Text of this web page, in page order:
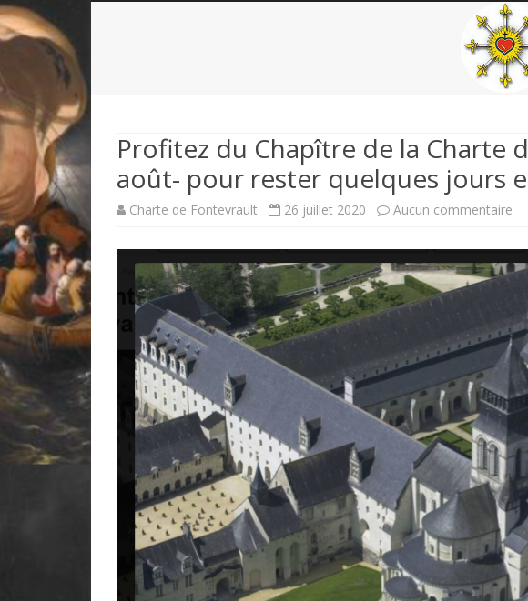
THÉME
AUTEUR
Profitez du Chapître de la Charte
août- pour rester quelques jours
Charte de Fontevrault 26 juillet 2020 Aucun commentaire
du
de
la
de
25